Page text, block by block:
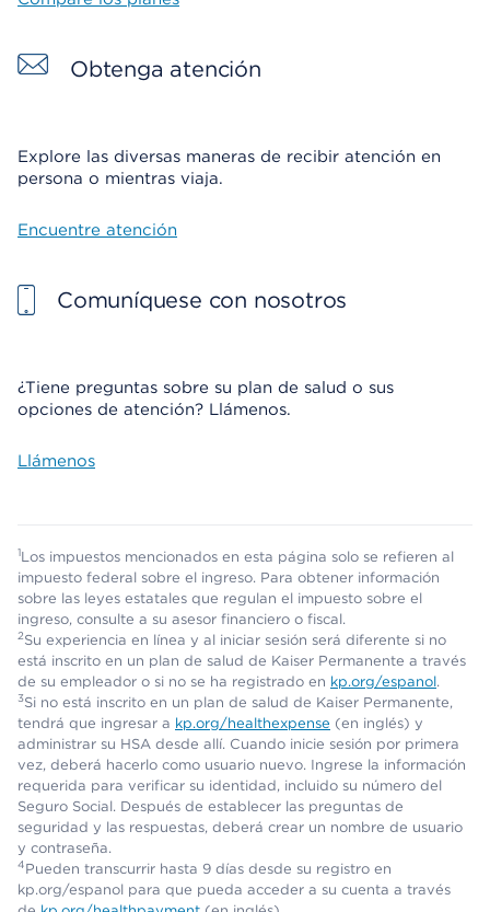
Obtenga atención
Explore las diversas maneras de recibir atención en
persona o mientras viaja.
Encuentre atención
Comuníquese con nosotros
¿Tiene preguntas sobre su plan de salud o sus
opciones de atención? Llámenos.
Llámenos
1Los impuestos mencionados en esta página solo se refieren al
impuesto federal sobre el ingreso. Para obtener información
sobre las leyes estatales que regulan el impuesto sobre el
ingreso, consulte a su asesor financiero o fiscal.
2Su experiencia en línea y al iniciar sesión será diferente si no
está inscrito en un plan de salud de Kaiser Permanente a través
de su empleador o si no se ha registrado en kp.org/espanol.
3Si no está inscrito en un plan de salud de Kaiser Permanente,
tendrá que ingresar a kp.org/healthexpense (en inglés) y
administrar su HSA desde allí. Cuando inicie sesión por primera
vez, deberá hacerlo como usuario nuevo. Ingrese la información
requerida para verificar su identidad, incluido su número del
Seguro Social. Después de establecer las preguntas de
seguridad y las respuestas, deberá crear un nombre de usuario
y contraseña.
4Pueden transcurrir hasta 9 días desde su registro en
kp.org/espanol para que pueda acceder a su cuenta a través